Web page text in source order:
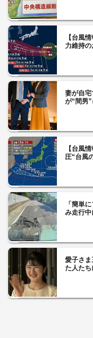
【台風
力維持
妻が自
が“間男
【台風
圧“台風
「簡単
み走行
愛子さ
た人た